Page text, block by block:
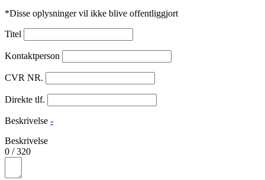
*Disse oplysninger vil ikke blive offentliggjort
Titel
Kontaktperson
CVR NR.
Direkte tlf.
Beskrivelse -
Beskrivelse
0 /320